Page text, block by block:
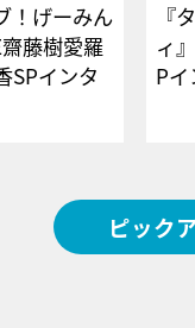
！げーみん
藤樹愛羅
SPインタ
『
ィ
P
ピック